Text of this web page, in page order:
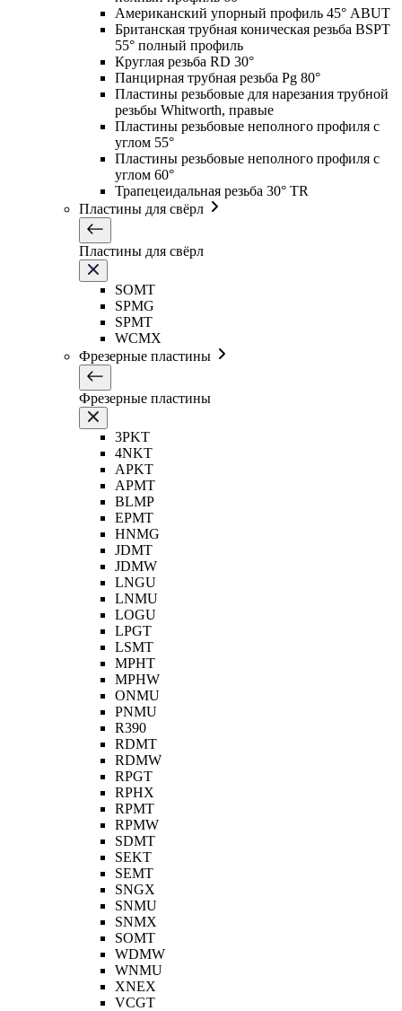
Американский упорный профиль 45° ABUT
Британская трубная коническая резьба BSPT
55° полный профиль
Круглая резьба RD 30°
Панцирная трубная резьба Pg 80°
Пластины резьбовые для нарезания трубной
резьбы Whitworth, правые
Пластины резьбовые неполного профиля с
углом 55°
Пластины резьбовые неполного профиля с
углом 60°
Трапецеидальная резьба 30° TR
Пластины для свёрл
Пластины для свёрл
SOMT
SPMG
SPMT
WCMX
Фрезерные пластины
Фрезерные пластины
3PKT
4NKT
APKT
APMT
BLMP
EPMT
HNMG
JDMT
JDMW
LNGU
LNMU
LOGU
LPGT
LSMT
MPHT
MPHW
ONMU
PNMU
R390
RDMT
RDMW
RPGT
RPHX
RPMT
RPMW
SDMT
SEKT
SEMT
SNGX
SNMU
SNMX
SOMT
WDMW
WNMU
XNEX
VCGT